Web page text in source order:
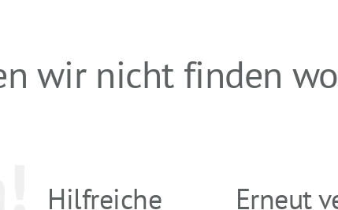
wir nicht finden
Hilfreiche
Erneut